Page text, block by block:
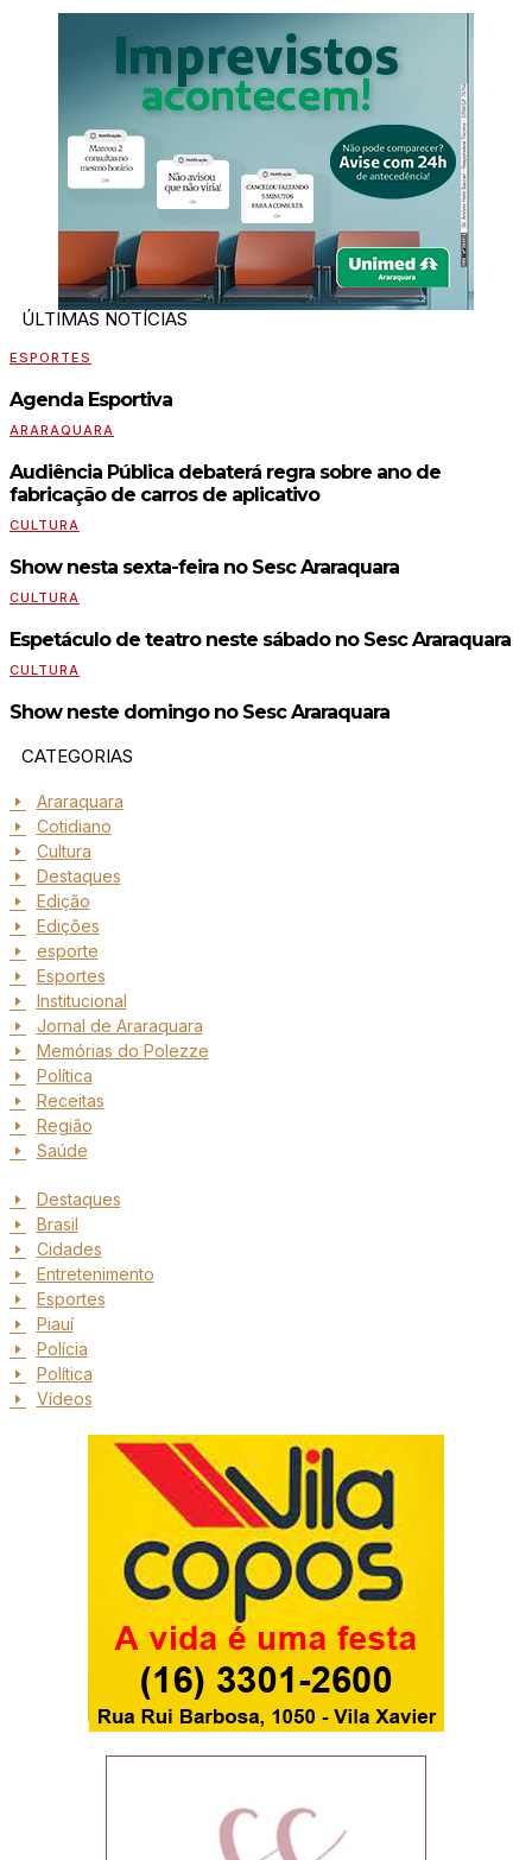
ÚLTIMAS NOTÍCIAS
ESPORTES
Agenda Esportiva
ARARAQUARA
Audiência Pública debaterá regra sobre ano de
fabricação de carros de aplicativo
CULTURA
Show nesta sexta-feira no Sesc Araraquara
CULTURA
Espetáculo de teatro neste sábado no Sesc Araraquara
CULTURA
Show neste domingo no Sesc Araraquara
CATEGORIAS
Araraquara
Cotidiano
Cultura
Destaques
Edição
Edições
esporte
Esportes
Institucional
Jornal de Araraquara
Memórias do Polezze
Política
Receitas
Região
Saúde
Destaques
Brasil
Cidades
Entretenimento
Esportes
Piauí
Polícia
Política
Vídeos